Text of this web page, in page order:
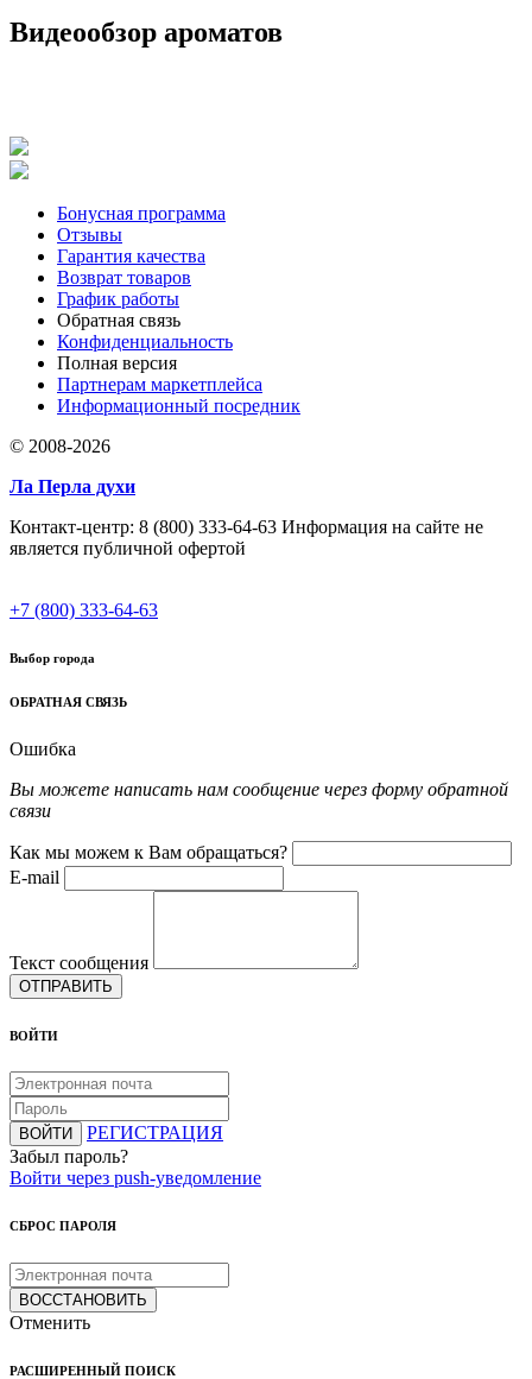
Видеообзор ароматов
Бонусная программа
Отзывы
Гарантия качества
Возврат товаров
График работы
Обратная связь
Конфиденциальность
Полная версия
Партнерам маркетплейса
Информационный посредник
© 2008-2026
Ла Перла духи
Контакт-центр: 8 (800) 333-64-63 Информация на сайте не
является публичной офертой
+7 (800) 333-64-63
Выбор города
ОБРАТНАЯ СВЯЗЬ
Ошибка
Вы можете написать нам сообщение через форму обратной
связи
Как мы можем к Вам обращаться?
E-mail
Текст сообщения
ОТПРАВИТЬ
ВОЙТИ
ВОЙТИ
РЕГИСТРАЦИЯ
Забыл пароль?
Войти через push-уведомление
СБРОС ПАРОЛЯ
ВОССТАНОВИТЬ
Отменить
РАСШИРЕННЫЙ ПОИСК